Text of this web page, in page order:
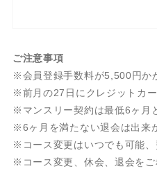
ご注意事項
※会員登録手数料が5,500円か
※前月の27日にクレジットカ
※マンスリー契約は最低6ヶ月
※6ヶ月を満たない退会は出来
※コース変更はいつでも可能、
※コース変更、休会、退会を